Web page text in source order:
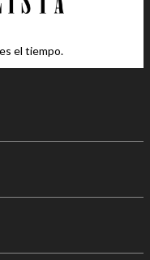
el tiempo.